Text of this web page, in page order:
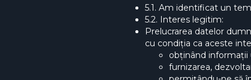
5.1. Am identificat un
5.2. Interes legitim:
Prelucrarea datelor
cu condiția ca aceste
obținând
furnizarea,